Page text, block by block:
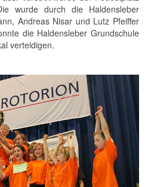
wurde durch die Haldensleber
Andreas Nisar und Lutz Pfeiffer
die Haldensleber Grundschule
verteidigen.